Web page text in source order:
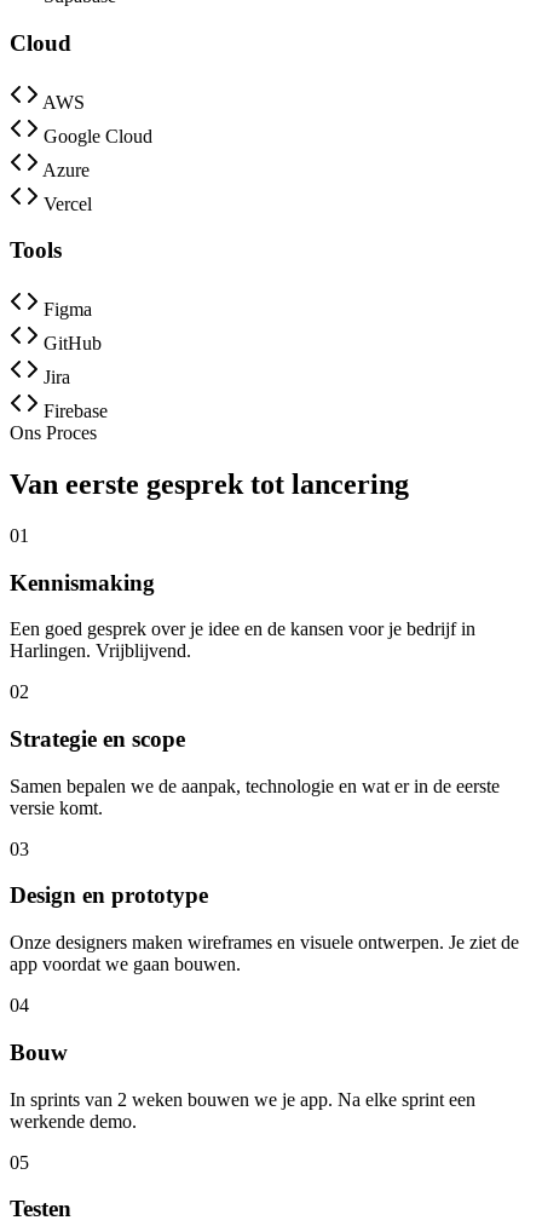
Cloud
AWS
Google Cloud
Azure
Vercel
Tools
Figma
GitHub
Jira
Firebase
Ons Proces
Van eerste gesprek tot lancering
01
Kennismaking
Een goed gesprek over je idee en de kansen voor je bedrijf in
Harlingen. Vrijblijvend.
02
Strategie en scope
Samen bepalen we de aanpak, technologie en wat er in de eerste
versie komt.
03
Design en prototype
Onze designers maken wireframes en visuele ontwerpen. Je ziet de
app voordat we gaan bouwen.
04
Bouw
In sprints van 2 weken bouwen we je app. Na elke sprint een
werkende demo.
05
Testen